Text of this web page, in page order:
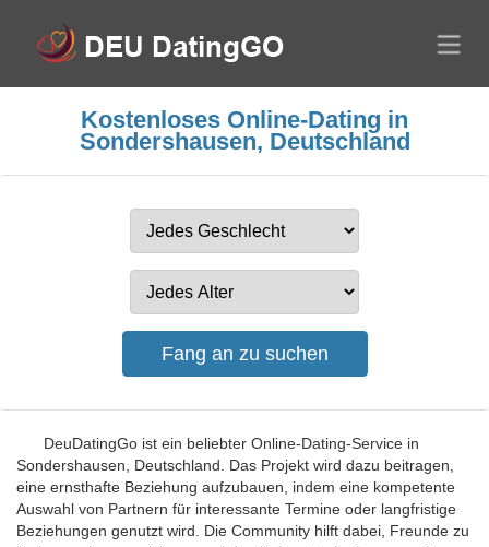
Kostenloses Online-Dating in
Sondershausen, Deutschland
DeuDatingGo ist ein beliebter Online-Dating-Service in
Sondershausen, Deutschland. Das Projekt wird dazu beitragen,
eine ernsthafte Beziehung aufzubauen, indem eine kompetente
Auswahl von Partnern für interessante Termine oder langfristige
Beziehungen genutzt wird. Die Community hilft dabei, Freunde zu